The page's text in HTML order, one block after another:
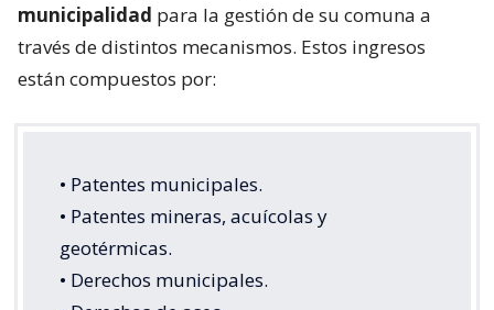
municipalidad para la gestión de su comuna a
través de distintos mecanismos. Estos ingresos
están compuestos por:
• Patentes municipales.
• Patentes mineras, acuícolas y
geotérmicas.
• Derechos municipales.